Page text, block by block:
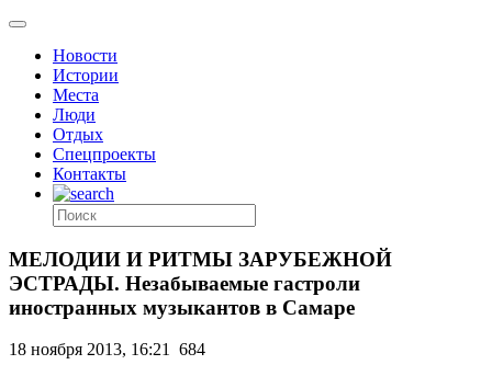
Новости
Истории
Места
Люди
Отдых
Спецпроекты
Контакты
МЕЛОДИИ И РИТМЫ ЗАРУБЕЖНОЙ
ЭСТРАДЫ. Незабываемые гастроли
иностранных музыкантов в Самаре
18 ноября 2013, 16:21 684